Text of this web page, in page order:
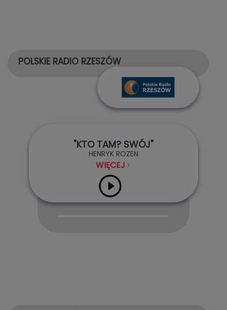
POLSKIE RADIO RZESZÓW
"KTO TAM? SWÓJ"
HENRYK ROZEN
WIĘCEJ
Audio